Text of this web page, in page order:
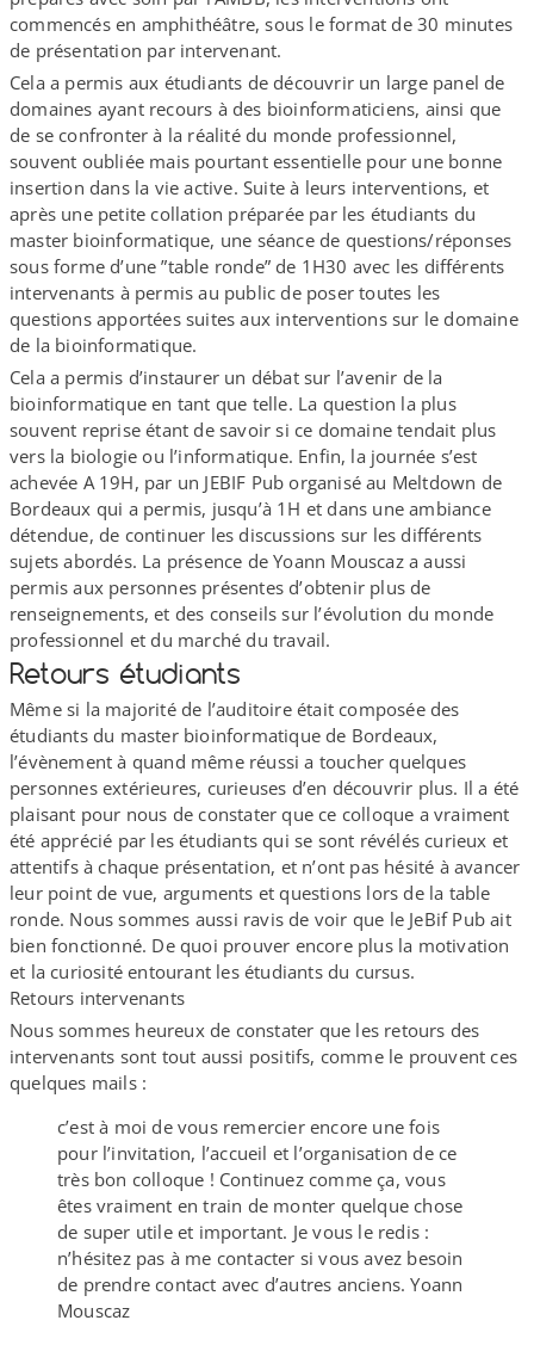
commencés en amphithéâtre, sous le format de 30 minutes
de présentation par intervenant.
Cela a permis aux étudiants de découvrir un large panel de
domaines ayant recours à des bioinformaticiens, ainsi que
de se confronter à la réalité du monde professionnel,
souvent oubliée mais pourtant essentielle pour une bonne
insertion dans la vie active. Suite à leurs interventions, et
après une petite collation préparée par les étudiants du
master bioinformatique, une séance de questions/​réponses
sous forme d’une ”table ronde” de 1H30 avec les différents
intervenants à permis au public de poser toutes les
questions apportées suites aux interventions sur le domaine
de la bioinformatique.
Cela a permis d’instaurer un débat sur l’avenir de la
bioinformatique en tant que telle. La question la plus
souvent reprise étant de savoir si ce domaine tendait plus
vers la biologie ou l’informatique. Enfin, la journée s’est
achevée A 19H, par un JEBIF Pub organisé au Meltdown de
Bordeaux qui a permis, jusqu’à 1H et dans une ambiance
détendue, de continuer les discussions sur les différents
sujets abordés. La présence de Yoann Mouscaz a aussi
permis aux personnes présentes d’obtenir plus de
renseignements, et des conseils sur l’évolution du monde
professionnel et du marché du travail.
Retours étudiants
Même si la majorité de l’auditoire était composée des
étudiants du master bioinformatique de Bordeaux,
l’évènement à quand même réussi a toucher quelques
personnes extérieures, curieuses d’en découvrir plus. Il a été
plaisant pour nous de constater que ce colloque a vraiment
été apprécié par les étudiants qui se sont révélés curieux et
attentifs à chaque présentation, et n’ont pas hésité à avancer
leur point de vue, arguments et questions lors de la table
ronde. Nous sommes aussi ravis de voir que le JeBif Pub ait
bien fonctionné. De quoi prouver encore plus la motivation
et la curiosité entourant les étudiants du cursus.
Retours intervenants
Nous sommes heureux de constater que les retours des
intervenants sont tout aussi positifs, comme le prouvent ces
quelques mails :
c’est à moi de vous remercier encore une fois
pour l’invitation, l’accueil et l’organisation de ce
très bon colloque ! Continuez comme ça, vous
êtes vraiment en train de monter quelque chose
de super utile et important. Je vous le redis :
n’hésitez pas à me contacter si vous avez besoin
de prendre contact avec d’autres anciens. Yoann
Mouscaz